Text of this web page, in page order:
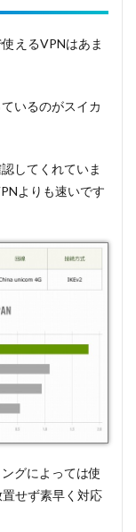
えるVPNはあま
いるのがスイカ
してくれていま
よりも速いです
グによっては使
せず素早く対応